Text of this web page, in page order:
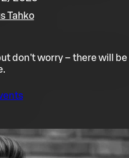
Tahko
don't worry – there will be